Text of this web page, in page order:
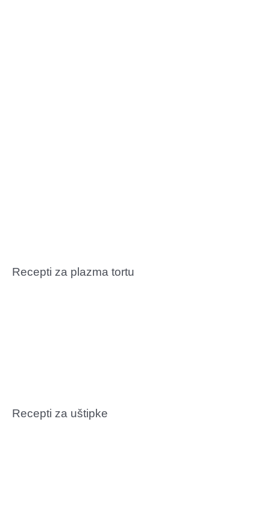
Recepti za plazma tortu
Recepti za uštipke